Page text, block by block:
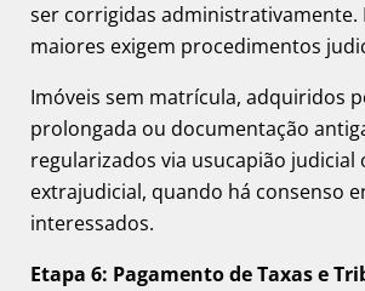
ser corrigidas administrativamente.
maiores exigem procedimentos
Imóveis sem matrícula, adquiridos
prolongada ou documentação
regularizados via usucapião judicial
extrajudicial, quando há consenso
interessados.
Etapa 6: Pagamento de Taxas e